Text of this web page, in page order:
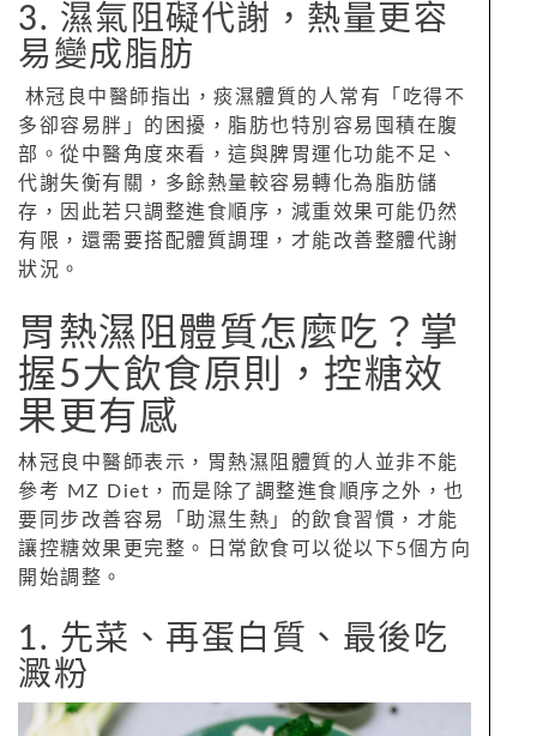
3. 濕氣阻礙代謝，熱量更容
易變成脂肪
林冠良中醫師指出，痰濕體質的人常有「吃得不
多卻容易胖」的困擾，脂肪也特別容易囤積在腹
部。從中醫角度來看，這與脾胃運化功能不足、
代謝失衡有關，多餘熱量較容易轉化為脂肪儲
存，因此若只調整進食順序，減重效果可能仍然
有限，還需要搭配體質調理，才能改善整體代謝
狀況。
胃熱濕阻體質怎麼吃？掌
握5大飲食原則，控糖效
果更有感
林冠良中醫師表示，胃熱濕阻體質的人並非不能
參考 MZ Diet，而是除了調整進食順序之外，也
要同步改善容易「助濕生熱」的飲食習慣，才能
讓控糖效果更完整。日常飲食可以從以下5個方向
開始調整。
1. 先菜、再蛋白質、最後吃
澱粉